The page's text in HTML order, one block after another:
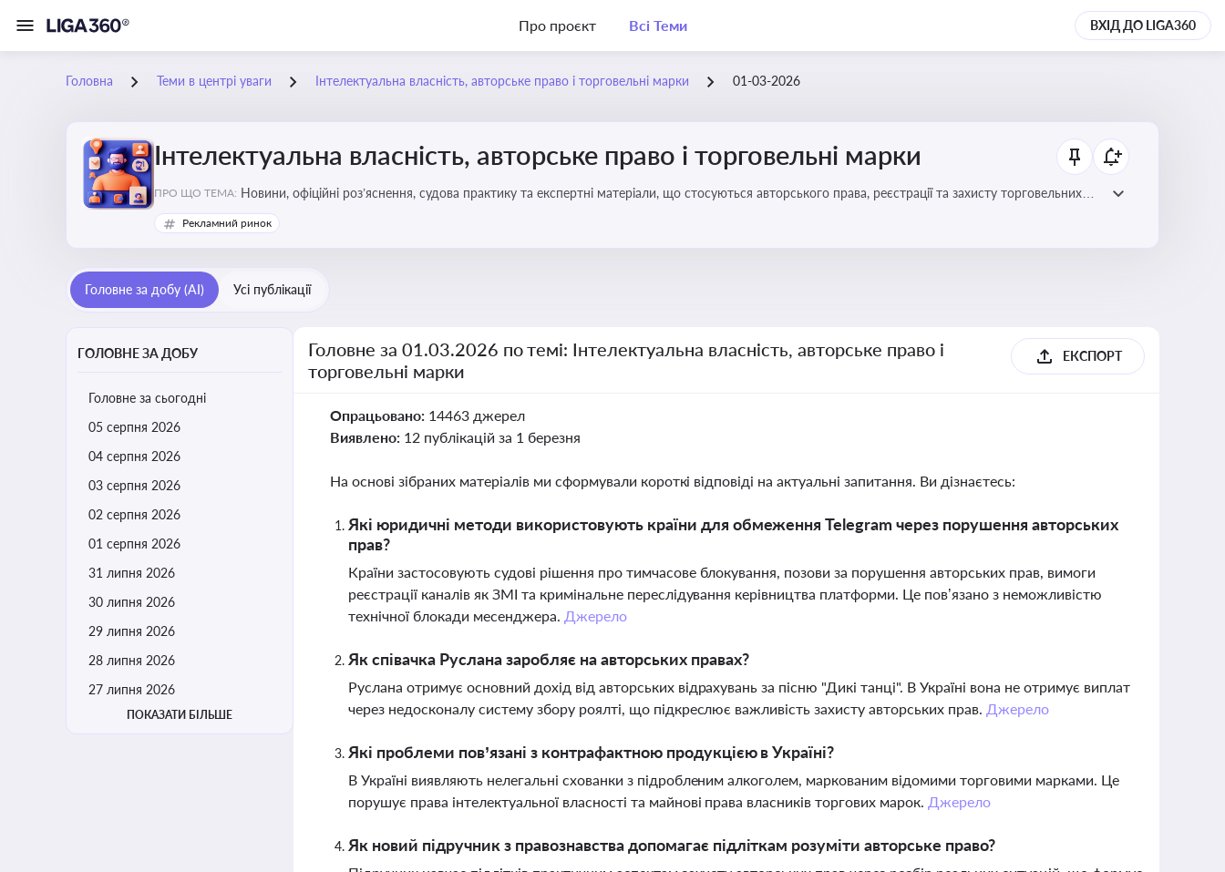
Про проєкт Всі Теми ВХІД ДО LIGA360
Головна Теми в центрі уваги Інтелектуальна власність, авторське право і торговельні марки 01-03-2026
Інтелектуальна власність, авторське право і торговельні марки
ПРО ЩО ТЕМА: Новини, офіційні роз’яснення, судова практику та експертні матеріали, що стосуються авторського права, реєстрації та захисту торговельних
марок, боротьби з порушеннями прав інтелектуальної власності, а також змін у законодавстві у цій сфері
Рекламний ринок
Головне за добу (AI) Усі публікації
ГОЛОВНЕ ЗА ДОБУ
Головне за сьогодні
05 серпня 2026
04 серпня 2026
03 серпня 2026
02 серпня 2026
01 серпня 2026
31 липня 2026
30 липня 2026
29 липня 2026
28 липня 2026
27 липня 2026
ПОКАЗАТИ БІЛЬШЕ
Головне за 01.03.2026 по темі: Інтелектуальна власність, авторське право і
торговельні марки
ЕКСПОРТ
Опрацьовано: 14463 джерел
Виявлено: 12 публікацій за 1 березня
На основі зібраних матеріалів ми сформували короткі відповіді на актуальні запитання. Ви дізнаєтесь:
Які юридичні методи використовують країни для обмеження Telegram через порушення авторських
прав?
Країни застосовують судові рішення про тимчасове блокування, позови за порушення авторських прав, вимоги
реєстрації каналів як ЗМІ та кримінальне переслідування керівництва платформи. Це пов’язано з неможливістю
технічної блокади месенджера. Джерело
Як співачка Руслана заробляє на авторських правах?
Руслана отримує основний дохід від авторських відрахувань за пісню "Дикі танці". В Україні вона не отримує виплат
через недосконалу систему збору роялті, що підкреслює важливість захисту авторських прав. Джерело
Які проблеми пов’язані з контрафактною продукцією в Україні?
В Україні виявляють нелегальні схованки з підробленим алкоголем, маркованим відомими торговими марками. Це
порушує права інтелектуальної власності та майнові права власників торгових марок. Джерело
Як новий підручник з правознавства допомагає підліткам розуміти авторське право?